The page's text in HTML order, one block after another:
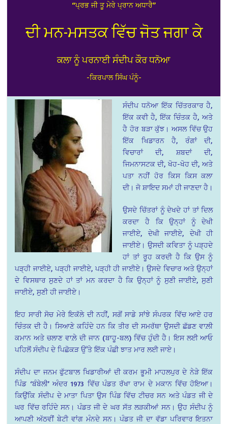
“ਪ੍ਰਭ ਜੀ ਤੂ ਮੇਰੇ ਪ੍ਰਾਨ ਅਧਾਰੈ”
ਦੀ ਮਨ-ਮਸਤਕ ਵਿੱਚ ਜੋਤ ਜਗਾ ਕੇ
ਕਲਾ ਨੂੰ ਪਰਨਾਈ ਸੰਦੀਪ ਕੌਰ ਧਨੋਆ
-ਕਿਰਪਾਲ ਸਿੰਘ ਪੰਨੂੰ-
ਸੰਦੀਪ ਧਨੋਆ ਇੱਕ ਚਿੱਤਰਕਾਰ ਹੈ,
ਇੱਕ ਕਵੀ ਹੈ, ਇੱਕ ਚਿੰਤਕ ਹੈ, ਅਤੇ
ਹੈ ਹੋਰ ਬੜਾ ਕੁੱਝ। ਅਸਲ ਵਿੱਚ ਉਹ
ਇੱਕ ਖਿਡਾਰਨ ਹੈ, ਰੰਗਾਂ ਦੀ,
ਵਿਚਾਰਾਂ ਦੀ, ਸ਼ਬਦਾਂ ਦੀ,
ਜਿਮਨਾਸਟਕ ਦੀ, ਖੋਹ-ਖੋਹ ਦੀ, ਅਤੇ
ਪਤਾ ਨਹੀਂ ਹੋਰ ਕਿਸ ਕਿਸ ਕਲਾ
ਦੀ। ਜੋ ਸ਼ਾਇਦ ਸਮਾਂ ਹੀ ਜਾਣਦਾ ਹੈ।
ਉਸਦੇ ਚਿੱਤਰਾਂ ਨੂੰ ਦੇਖਦੇ ਹਾਂ ਤਾਂ ਦਿਲ
ਕਰਦਾ ਹੈ ਕਿ ਉਨ੍ਹਾਂ ਨੂੰ ਦੇਖੀ
ਜਾਈਏ, ਦੇਖੀ ਜਾਈਏ, ਦੇਖੀ ਹੀ
ਜਾਈਏ। ਉਸਦੀ ਕਵਿਤਾ ਨੂੰ ਪੜ੍ਹਦੇ
ਹਾਂ ਤਾਂ ਰੂਹ ਕਰਦੀ ਹੈ ਕਿ ਉਸ ਨੂੰ
ਪੜ੍ਹੀ ਜਾਈਏ, ਪੜ੍ਹੀ ਜਾਈਏ, ਪੜ੍ਹੀ ਹੀ ਜਾਈਏ। ਉਸਦੇ ਵਿਚਾਰ ਅਤੇ ਉਨ੍ਹਾਂ
ਦੇ ਵਿਸਥਾਰ ਸੁਣਦੇ ਹਾਂ ਤਾਂ ਮਨ ਕਰਦਾ ਹੈ ਕਿ ਉਨ੍ਹਾਂ ਨੂੰ ਸੁਣੀ ਜਾਈਏ, ਸੁਣੀ
ਜਾਈਏ, ਸੁਣੀ ਹੀ ਜਾਈਏ।
ਇਹ ਸਾਰੀ ਸੋਚ ਮੇਰੇ ਇਕੱਲੇ ਦੀ ਨਹੀਂ, ਸਗੋਂ ਸਾਡੇ ਸਾਂਝੇ ਸੰਪਰਕ ਵਿੱਚ ਆਏ ਹਰ
ਚਿੰਤਕ ਦੀ ਹੈ। ਸਿਆਣੇ ਕਹਿੰਦੇ ਹਨ ਕਿ ਤੀਰ ਦੀ ਸਮਰੱਥਾ ਉਸਦੀ ਛੱਡਣ ਵਾਲ਼ੀ
ਕਮਾਨ ਅਤੇ ਚਲਾਣ ਵਾਲ਼ੇ ਦੀ ਜਾਨ (ਬਾਹੂ-ਬਲ) ਵਿੱਚ ਹੁੰਦੀ ਹੈ। ਇਸ ਲਈ ਆਓ
ਪਹਿਲੋਂ ਸੰਦੀਪ ਦੇ ਪਿਛੋਕੜ ਉੱਤੇ ਇੱਕ ਪੰਛੀ ਝਾਤ ਮਾਰ ਲਈ ਜਾਏ।
ਸੰਦੀਪ ਦਾ ਜਨਮ ਫੁੱਟਬਾਲ ਖਿਡਾਰੀਆਂ ਦੀ ਕਰਮ ਭੂਮੀ ਮਾਹਲਪੁਰ ਦੇ ਨੇੜੇ ਇੱਕ
ਪਿੰਡ ‘ਬੰਬੇਲੀ’ ਅੰਦਰ 1973 ਵਿੱਚ ਪੰਡਤ ਰੱਖਾ ਰਾਮ ਦੇ ਮਕਾਨ ਵਿੱਚ ਹੋਇਆ।
ਕਿਉਂਕਿ ਸੰਦੀਪ ਦੇ ਮਾਤਾ ਪਿਤਾ ਉਸ ਪਿੰਡ ਵਿੱਚ ਟੀਚਰ ਸਨ ਅਤੇ ਪੰਡਤ ਜੀ ਦੇ
ਘਰ ਵਿੱਚ ਰਹਿੰਦੇ ਸਨ। ਪੰਡਤ ਜੀ ਦੇ ਘਰ ਸੱਤ ਲੜਕੀਆਂ ਸਨ। ਉਹ ਸੰਦੀਪ ਨੂੰ
ਆਪਣੀ ਅੱਠਵੀਂ ਬੇਟੀ ਵਾਂਗ ਮੰਨਦੇ ਸਨ। ਪੰਡਤ ਜੀ ਦਾ ਵੱਡਾ ਪਰਿਵਾਰ ਇਤਨਾ